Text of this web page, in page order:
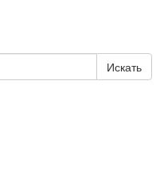
Искать